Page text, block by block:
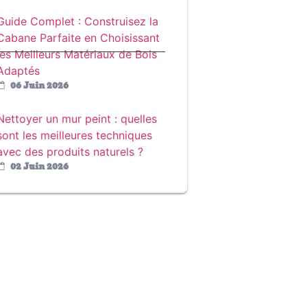
Complet : Construisez la
Parfaite en Choisissant
Meilleurs Matériaux de Bois
06 Juin 2026
un mur peint : quelles
les meilleures techniques
des produits naturels ?
02 Juin 2026